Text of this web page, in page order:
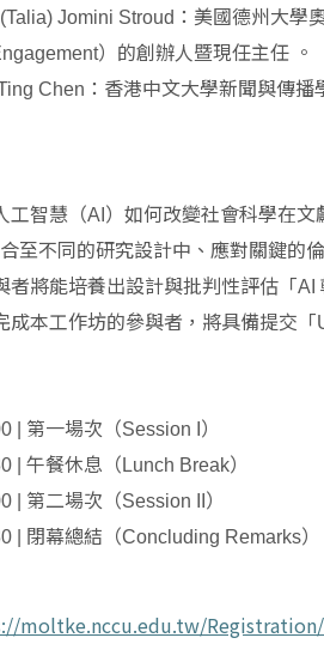
Jomini Stroud ：美國德州大學
）的創辦人暨現任主任 。
Chen ：香港中文大學新聞與傳
工智慧（AI ）如何改變社會科學在
至不同的研究設計中、應對關鍵的
者將能培養出設計與批判性評估「AI
成本工作坊的參與者，將具備提交「
| 第一場次（Session I ）
|午餐休息（ Lunch Break）
| 第二場次（Session II ）
| 閉幕總結（Concluding Remarks）
moltke.nccu.edu.tw/